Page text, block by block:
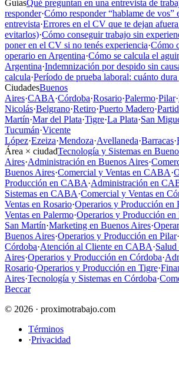
GuíasQué preguntan en una entrevista de
responder·Cómo responder “hablame de vos”
entrevista·Errores en el CV que te dejan
evitarlos)·Cómo conseguir trabajo sin
poner en el CV si no tenés experiencia·Cómo
operario en Argentina·Cómo se calcula el
Argentina·Indemnización por despido sin
calcula·Período de prueba laboral: cuánto
CiudadesBuenos
Aires·CABA·Córdoba·Rosario·Palermo·Pilar·
Nicolás·Belgrano·Retiro·Puerto Madero·
Martín·Mar del Plata·Tigre·La Plata·San
Tucumán·Vicente
López·Ezeiza·Mendoza·Avellaneda·Barracas·
Área × ciudadTecnología y Sistemas en
Aires·Administración en Buenos Aires·
Buenos Aires·Comercial y Ventas en CABA·
Producción en CABA·Administración en
Sistemas en CABA·Comercial y Ventas en
Ventas en Rosario·Operarios y Producción en
Ventas en Palermo·Operarios y Producción en
San Martín·Marketing en Buenos Aires·
Buenos Aires·Operarios y Producción en Pilar·
Córdoba·Atención al Cliente en CABA·Salud
Aires·Operarios y Producción en Córdoba·
Rosario·Operarios y Producción en Tigre·
Aires·Tecnología y Sistemas en Córdoba·
Beccar
© 2026 · proximotrabajo.com
Términos
·Privacidad